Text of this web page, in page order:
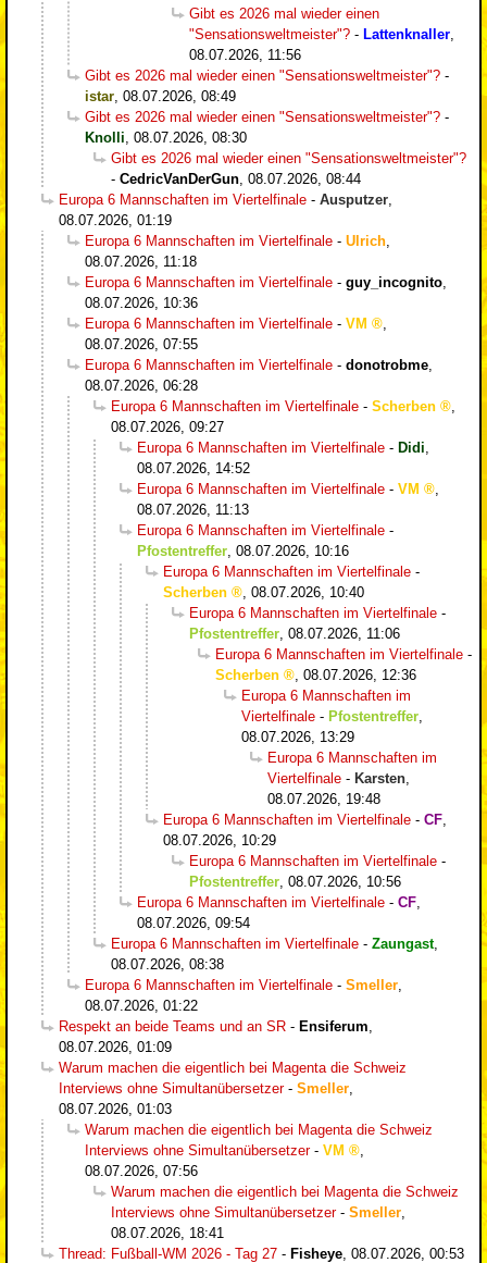
Gibt es 2026 mal wieder einen
"Sensationsweltmeister"? - Lattenknaller
08.07.2026, 11:56
Gibt es 2026 mal wieder einen "Sensationsweltmeister"? -
istar 08.07.2026, 08:49
Gibt es 2026 mal wieder einen "Sensationsweltmeister"? -
Knolli 08.07.2026, 08:30
Gibt es 2026 mal wieder einen "Sensationsweltmeister"?
- CedricVanDerGun 08.07.2026, 08:44
Europa 6 Mannschaften im Viertelfinale - Ausputzer
08.07.2026, 01:19
Europa 6 Mannschaften im Viertelfinale - Ulrich
08.07.2026, 11:18
Europa 6 Mannschaften im Viertelfinale - guy_incognito
08.07.2026, 10:36
Europa 6 Mannschaften im Viertelfinale - VM
08.07.2026, 07:55
Europa 6 Mannschaften im Viertelfinale - donotrobme
08.07.2026, 06:28
Europa 6 Mannschaften im Viertelfinale - Scherben
08.07.2026, 09:27
Europa 6 Mannschaften im Viertelfinale - Didi
08.07.2026, 14:52
Europa 6 Mannschaften im Viertelfinale - VM
08.07.2026, 11:13
Europa 6 Mannschaften im Viertelfinale -
Pfostentreffer 08.07.2026, 10:16
Europa 6 Mannschaften im Viertelfinale -
Scherben
08.07.2026, 10:40
Europa 6 Mannschaften im Viertelfinale -
Pfostentreffer 08.07.2026, 11:06
Europa 6 Mannschaften im Viertelfinale -
Scherben
08.07.2026, 12:36
Europa 6 Mannschaften im
Viertelfinale - Pfostentreffer
08.07.2026, 13:29
Europa 6 Mannschaften im
Viertelfinale - Karsten
08.07.2026, 19:48
Europa 6 Mannschaften im Viertelfinale - CF
08.07.2026, 10:29
Europa 6 Mannschaften im Viertelfinale -
Pfostentreffer 08.07.2026, 10:56
Europa 6 Mannschaften im Viertelfinale - CF
08.07.2026, 09:54
Europa 6 Mannschaften im Viertelfinale - Zaungast,
08.07.2026, 08:38
Europa 6 Mannschaften im Viertelfinale - Smeller
08.07.2026, 01:22
Respekt an beide Teams und an SR - Ensiferum
08.07.2026, 01:09
Warum machen die eigentlich bei Magenta die Schweiz
Interviews ohne Simultanübersetzer- Smeller
08.07.2026, 01:03
Warum machen die eigentlich bei Magenta die Schweiz
Interviews ohne Simultanübersetzer- VM
08.07.2026, 07:56
Warum machen die eigentlich bei Magenta die Schweiz
Interviews ohne Simultanübersetzer- Smeller
08.07.2026, 18:41
Thread: Fußball-WM 2026 - Tag 27 - Fisheye 08.07.2026, 00:53